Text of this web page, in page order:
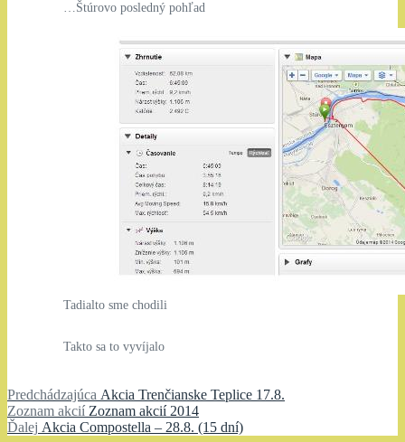
…Štúrovo posledný pohľad
Tadialto sme chodili
Takto sa to vyvíjalo
Navigácia
v
Predchádzajúca Predchádzajúci
článok:
Akcia Trenčianske Teplice 17.8.
Zoznam akcií Zoznam
akcií:
Zoznam akcií 2014
Ďalej Ďalší
Akcia Compostella – 28.8. (15 dní)